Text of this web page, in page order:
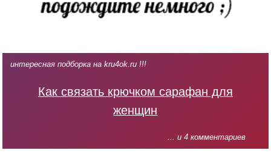
интересная подборка на kru4ok.ru !!!
Как связать крючком сарафан для
женщин
... и 4 комментариев